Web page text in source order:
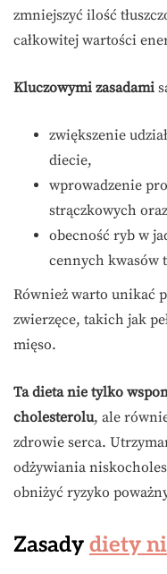
zmniejszyć ilość
całkowitej wartości
Kluczowymi zasadami
zwiększenie
diecie,
wprowadzenie
strączkowych
obecność ryb w
cennych kwasów
Również warto unikać
zwierzęce, takich jak
mięso.
Ta dieta nie tylko
cholesterolu, ale
zdrowie serca.
odżywiania
obniżyć ryzyko
Zasady diety